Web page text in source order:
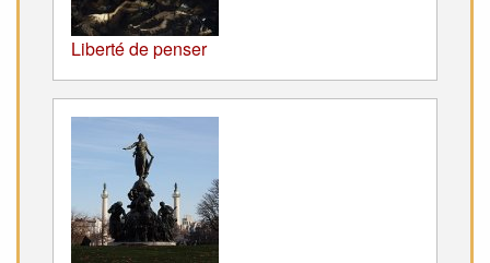
Liberté de penser